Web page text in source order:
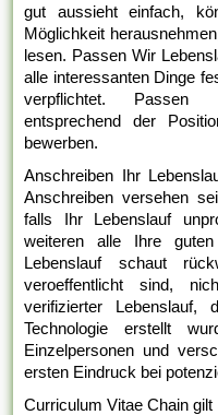
gut aussieht einfach,
Möglichkeit
lesen. Passen Wir
alle interessanten Dinge
verpflichtet. Passen
entsprechend der
bewerben.
Anschreiben Ihr
Anschreiben versehen
falls Ihr Lebenslauf
weiteren alle Ihre
Lebenslauf schaut
veroeffentlicht sind,
verifizierter Lebenslauf,
Technologie erstellt
Einzelpersonen und
ersten Eindruck bei
Curriculum Vitae Chain